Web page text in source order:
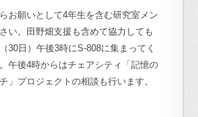
お願いとして4年生を含む研究室メン
い。田野畑支援も含めて協力しても
30日）午後3時にS-808に集まってく
午後4時からはチェアシティ「記憶の
」プロジェクトの相談も行います。